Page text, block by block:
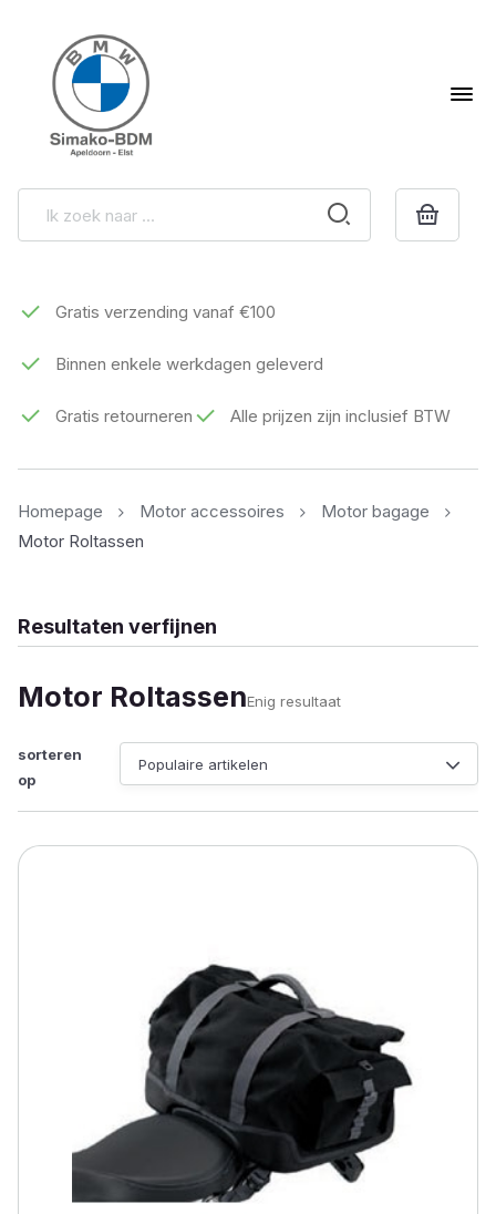
Gratis verzending vanaf €100
Binnen enkele werkdagen geleverd
Gratis retourneren Alle prijzen zijn inclusief BTW
Homepage Motor accessoires
Motor bagage
Motor Roltassen
Motor RoltassenEnig resultaat
sorteren
op
Resultaten verfijnen